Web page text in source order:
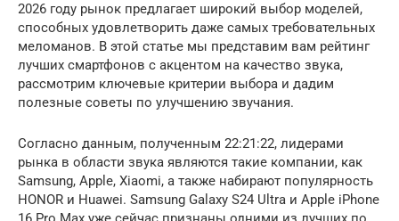
2026 году рынок предлагает широкий выбор моделей,
способных удовлетворить даже самых требовательных
меломанов. В этой статье мы представим вам рейтинг
лучших смартфонов с акцентом на качество звука,
рассмотрим ключевые критерии выбора и дадим
полезные советы по улучшению звучания.
Согласно данным, полученным 22:21:22, лидерами
рынка в области звука являются такие компании, как
Samsung, Apple, Xiaomi, а также набирают популярность
HONOR и Huawei. Samsung Galaxy S24 Ultra и Apple iPhone